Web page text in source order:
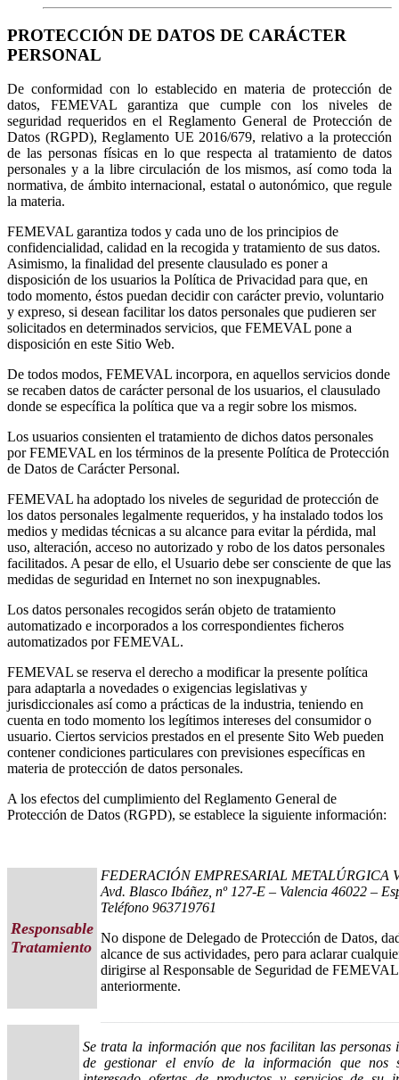
PROTECCIÓN DE DATOS DE CARÁCTER
PERSONAL
De conformidad con lo establecido en materia de protección de
datos, FEMEVAL garantiza que cumple con los niveles de
seguridad requeridos en el Reglamento General de Protección de
Datos (RGPD), Reglamento UE 2016/679, relativo a la protección
de las personas físicas en lo que respecta al tratamiento de datos
personales y a la libre circulación de los mismos, así como toda la
normativa, de ámbito internacional, estatal o autonómico, que regule
la materia.
FEMEVAL garantiza todos y cada uno de los principios de
confidencialidad, calidad en la recogida y tratamiento de sus datos.
Asimismo, la finalidad del presente clausulado es poner a
disposición de los usuarios la Política de Privacidad para que, en
todo momento, éstos puedan decidir con carácter previo, voluntario
y expreso, si desean facilitar los datos personales que pudieren ser
solicitados en determinados servicios, que FEMEVAL pone a
disposición en este Sitio Web.
De todos modos, FEMEVAL incorpora, en aquellos servicios donde
se recaben datos de carácter personal de los usuarios, el clausulado
donde se específica la política que va a regir sobre los mismos.
Los usuarios consienten el tratamiento de dichos datos personales
por FEMEVAL en los términos de la presente Política de Protección
de Datos de Carácter Personal.
FEMEVAL ha adoptado los niveles de seguridad de protección de
los datos personales legalmente requeridos, y ha instalado todos los
medios y medidas técnicas a su alcance para evitar la pérdida, mal
uso, alteración, acceso no autorizado y robo de los datos personales
facilitados. A pesar de ello, el Usuario debe ser consciente de que las
medidas de seguridad en Internet no son inexpugnables.
Los datos personales recogidos serán objeto de tratamiento
automatizado e incorporados a los correspondientes ficheros
automatizados por FEMEVAL.
FEMEVAL se reserva el derecho a modificar la presente política
para adaptarla a novedades o exigencias legislativas y
jurisdiccionales así como a prácticas de la industria, teniendo en
cuenta en todo momento los legítimos intereses del consumidor o
usuario. Ciertos servicios prestados en el presente Sito Web pueden
contener condiciones particulares con previsiones específicas en
materia de protección de datos personales.
A los efectos del cumplimiento del Reglamento General de
Protección de Datos (RGPD), se establece la siguiente información:
Responsable
Tratamiento
FEDERACIÓN EMPRESARIAL METALÚRGICA
Avd. Blasco Ibáñez, nº 127-E – Valencia 46022 –
Teléfono 963719761
No dispone de Delegado de Protección de Datos,
alcance de sus actividades, pero para aclarar
dirigirse al Responsable de Seguridad de
anteriormente.
Se trata la información que nos facilitan las personas
de gestionar el envío de la información que nos